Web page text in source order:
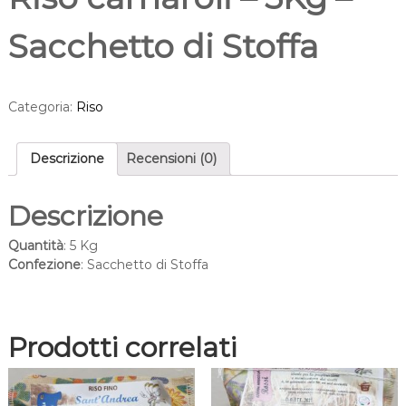
Sacchetto di Stoffa
Categoria: Riso
Descrizione Recensioni (0)
Descrizione
Quantità: 5 Kg
Confezione: Sacchetto di Stoffa
Prodotti correlati